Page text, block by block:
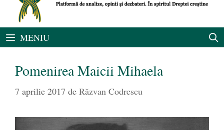
MENIU
Pomenirea Maicii Mihaela
7 aprilie 2017 de Răzvan Codrescu